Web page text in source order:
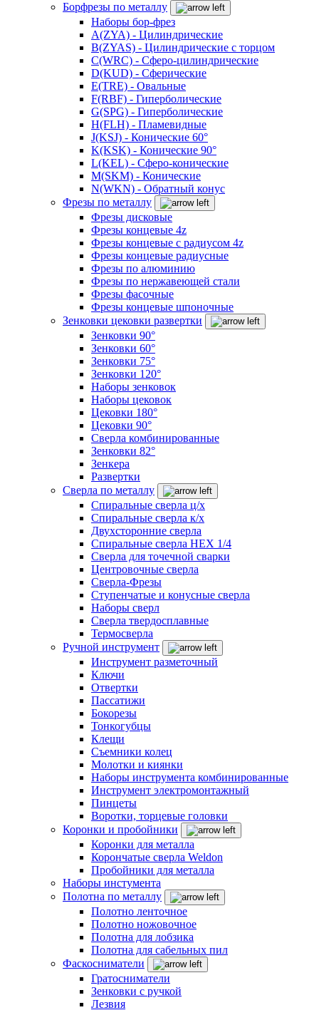
Борфрезы по металлу
Наборы бор-фрез
A(ZYA) - Цилиндрические
B(ZYAS) - Цилиндрические с торцом
C(WRC) - Сферо-цилиндрические
D(KUD) - Сферические
E(TRE) - Овальные
F(RBF) - Гиперболические
G(SPG) - Гиперболические
H(FLH) - Пламевидные
J(KSJ) - Конические 60°
K(KSK) - Конические 90°
L(KEL) - Сферо-конические
M(SKM) - Конические
N(WKN) - Обратный конус
Фрезы по металлу
Фрезы дисковые
Фрезы концевые 4z
Фрезы концевые с радиусом 4z
Фрезы концевые радиусные
Фрезы по алюминию
Фрезы по нержавеющей стали
Фрезы фасочные
Фрезы концевые шпоночные
Зенковки цековки развертки
Зенковки 90°
Зенковки 60°
Зенковки 75°
Зенковки 120°
Наборы зенковок
Наборы цековок
Цековки 180°
Цековки 90°
Сверла комбинированные
Зенковки 82°
Зенкера
Развертки
Сверла по металлу
Спиральные сверла ц/х
Спиральные сверла к/х
Двухсторонние сверла
Спиральные сверла HEX 1/4
Сверла для точечной сварки
Центровочные сверла
Сверла-Фрезы
Ступенчатые и конусные сверла
Наборы сверл
Сверла твердосплавные
Термосверла
Ручной инструмент
Инструмент разметочный
Ключи
Отвертки
Пассатижи
Бокорезы
Тонкогубцы
Клещи
Съемники колец
Молотки и киянки
Наборы инструмента комбинированные
Инструмент электромонтажный
Пинцеты
Воротки, торцевые головки
Коронки и пробойники
Коронки для металла
Корончатые сверла Weldon
Пробойники для металла
Наборы инстумента
Полотна по металлу
Полотно ленточное
Полотно ножовочное
Полотна для лобзика
Полотна для сабельных пил
Фаскосниматели
Гратосниматели
Зенковки с ручкой
Лезвия